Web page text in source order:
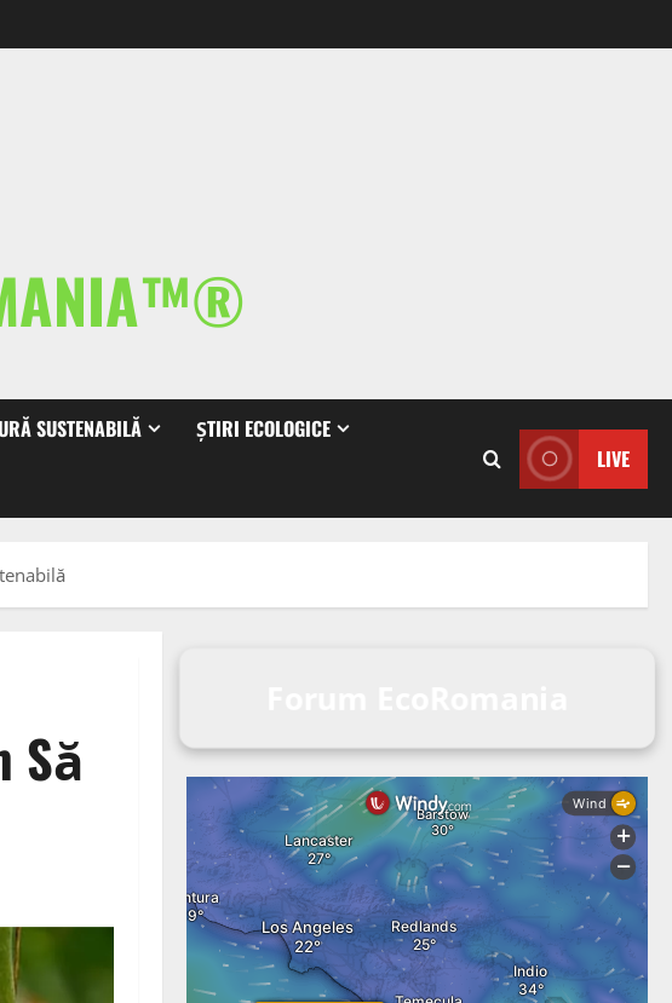
SUSTENABILĂ ȘTIRI ECOLOGICE
LIVE
Să